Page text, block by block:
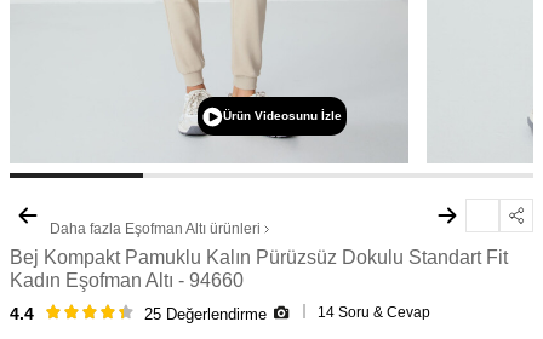
Ürün Videosunu İzle
Daha fazla Eşofman Altı ürünleri
Bej Kompakt Pamuklu Kalın Pürüzsüz Dokulu Standart Fit
Kadın Eşofman Altı - 94660
4.4 25 Değerlendirme 14 Soru & Cevap